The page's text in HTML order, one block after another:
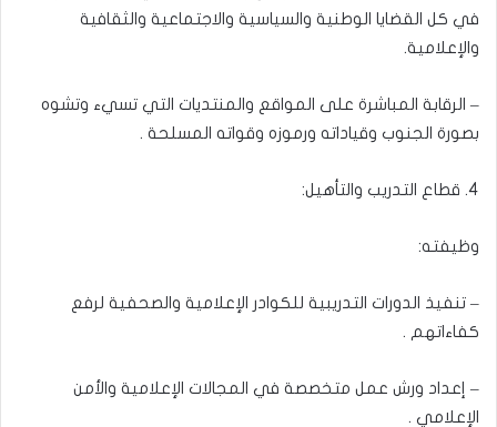
في كل القضايا الوطنية والسياسية والاجتماعية والثقافية
والإعلامية.
– الرقابة المباشرة على المواقع والمنتديات التي تسيء وتشوه
بصورة الجنوب وقياداته ورموزه وقواته المسلحة .
4. قطاع التدريب والتأهيل:
وظيفته:
– تنفيذ الدورات التدريبية للكوادر الإعلامية والصحفية لرفع
كفاءاتهم .
– إعداد ورش عمل متخصصة في المجالات الإعلامية والأمن
الإعلامي .